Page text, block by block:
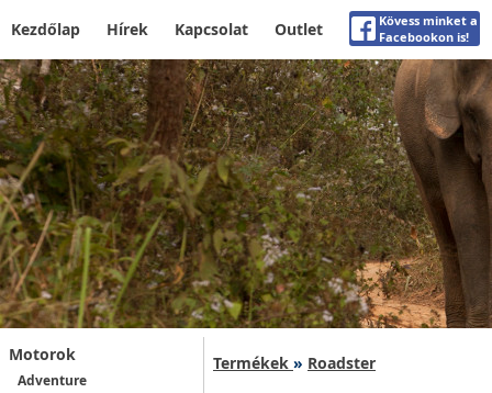
Kezdőlap Hírek Kapcsolat Outlet
Kövess minket a
Facebookon is!
Motorok
Adventure
Termékek » Roadster